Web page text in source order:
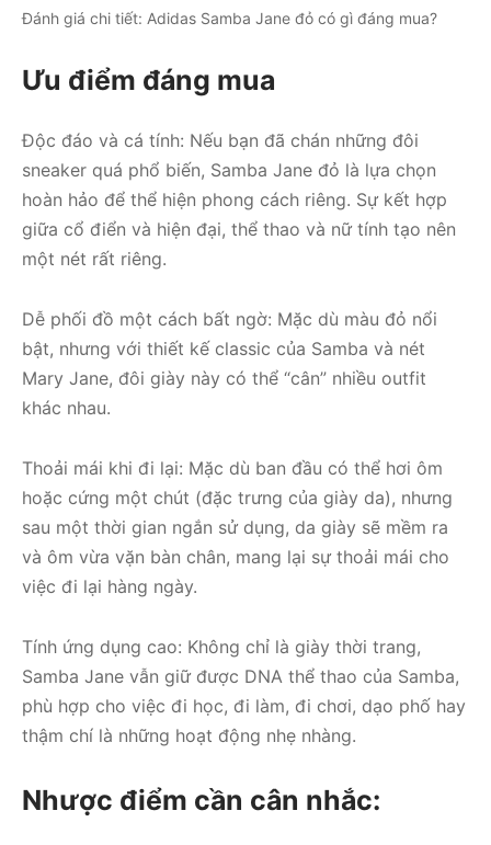
Đánh giá chi tiết: Adidas Samba Jane đỏ có gì đáng mua?
Ưu điểm đáng mua
Độc đáo và cá tính: Nếu bạn đã chán những đôi
sneaker quá phổ biến, Samba Jane đỏ là lựa chọn
hoàn hảo để thể hiện phong cách riêng. Sự kết hợp
giữa cổ điển và hiện đại, thể thao và nữ tính tạo nên
một nét rất riêng.
Dễ phối đồ một cách bất ngờ: Mặc dù màu đỏ nổi
bật, nhưng với thiết kế classic của Samba và nét
Mary Jane, đôi giày này có thể “cân” nhiều outfit
khác nhau.
Thoải mái khi đi lại: Mặc dù ban đầu có thể hơi ôm
hoặc cứng một chút (đặc trưng của giày da), nhưng
sau một thời gian ngắn sử dụng, da giày sẽ mềm ra
và ôm vừa vặn bàn chân, mang lại sự thoải mái cho
việc đi lại hàng ngày.
Tính ứng dụng cao: Không chỉ là giày thời trang,
Samba Jane vẫn giữ được DNA thể thao của Samba,
phù hợp cho việc đi học, đi làm, đi chơi, dạo phố hay
thậm chí là những hoạt động nhẹ nhàng.
Nhược điểm cần cân nhắc: